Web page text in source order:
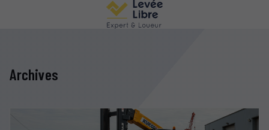
Archives